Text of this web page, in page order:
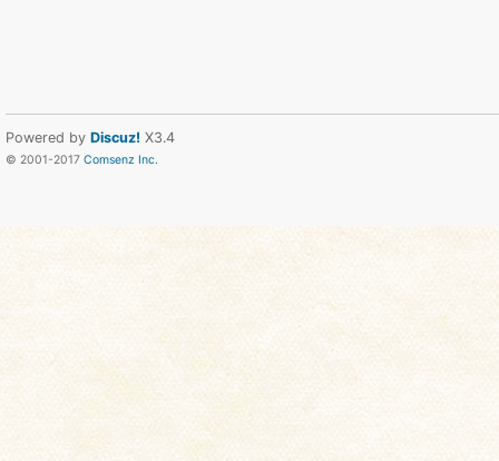
Powered by Discuz! X3.4
© 2001-2017 Comsenz Inc.